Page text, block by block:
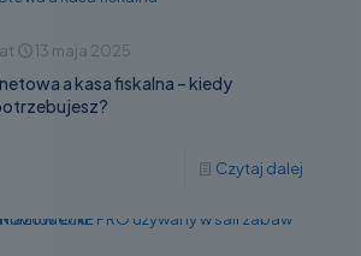
at 13 maja 2025
a kasa fiskalna – kiedy
Czytaj dalej